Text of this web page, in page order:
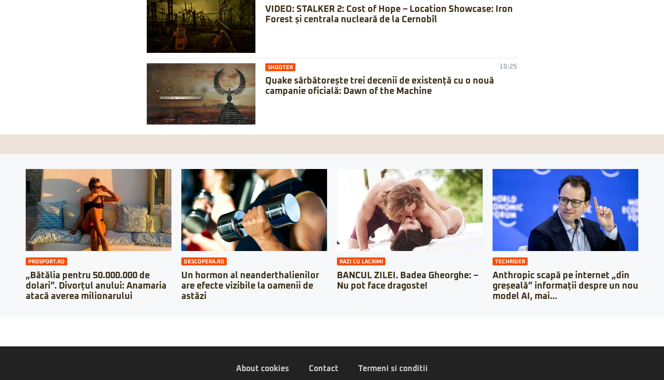
VIDEO: STALKER 2: Cost of Hope – Location Showcase: Iron
Forest și centrala nucleară de la Cernobîl
SHOOTER 10:25
Quake sărbătorește trei decenii de existență cu o nouă
campanie oficială: Dawn of the Machine
PROSPORT.RO
„Bătălia pentru 50.000.000 de
dolari”. Divorțul anului: Anamaria
atacă averea milionarului
DESCOPERA.RO
Un hormon al neanderthalienilor
are efecte vizibile la oamenii de
astăzi
RAZI CU LACRIMI
BANCUL ZILEI. Badea Gheorghe: –
Nu pot face dragoste!
TECHRIDER
Anthropic scapă pe internet „din
greșeală” informații despre un nou
model AI, mai...
About cookies Contact Termeni si conditii